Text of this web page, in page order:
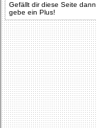
Gefällt dir diese Seite dann
gebe ein Plus!